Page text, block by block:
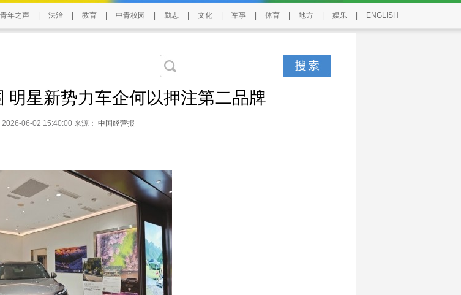
青年之声 法治 教育 中青校园 励志 文化 军事 体育 地方 娱乐 ENGLISH
明星新势力车企何以押注第二品牌
06-02 15:40:00 来源： 中国经营报